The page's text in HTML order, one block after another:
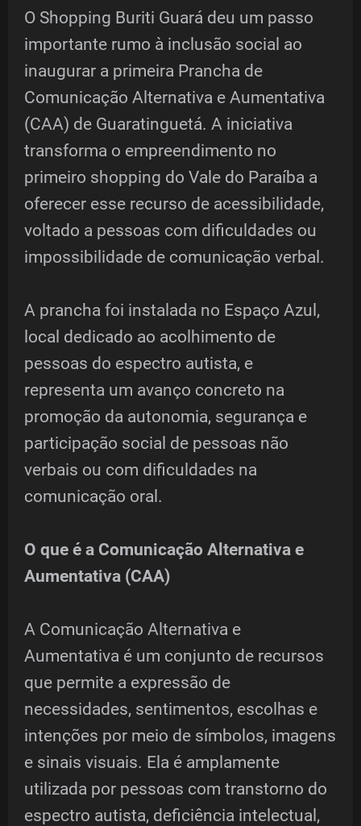
O Shopping Buriti Guará deu um passo
importante rumo à inclusão social ao
inaugurar a primeira Prancha de
Comunicação Alternativa e Aumentativa
(CAA) de Guaratinguetá. A iniciativa
transforma o empreendimento no
primeiro shopping do Vale do Paraíba a
oferecer esse recurso de acessibilidade,
voltado a pessoas com dificuldades ou
impossibilidade de comunicação verbal.
A prancha foi instalada no Espaço Azul,
local dedicado ao acolhimento de
pessoas do espectro autista, e
representa um avanço concreto na
promoção da autonomia, segurança e
participação social de pessoas não
verbais ou com dificuldades na
comunicação oral.
O que é a Comunicação Alternativa e
Aumentativa (CAA)
A Comunicação Alternativa e
Aumentativa é um conjunto de recursos
que permite a expressão de
necessidades, sentimentos, escolhas e
intenções por meio de símbolos, imagens
e sinais visuais. Ela é amplamente
utilizada por pessoas com transtorno do
espectro autista, deficiência intelectual,